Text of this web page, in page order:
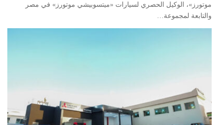
موتورز»، الوكيل الحصري لسيارات «ميتسوبيشي موتورز» في مصر
والتابعة لمجموعة…